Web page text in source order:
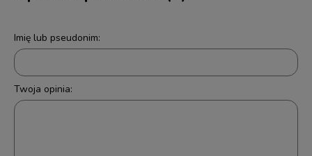
Imię lub pseudonim:
Twoja opinia: